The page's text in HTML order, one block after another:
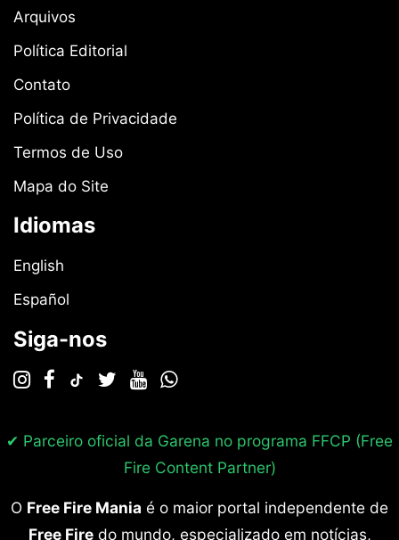
Arquivos
Política Editorial
Contato
Política de Privacidade
Termos de Uso
Mapa do Site
Idiomas
English
Español
Siga-nos
✔ Parceiro oficial da Garena no programa FFCP (Free
Fire Content Partner)
O Free Fire Mania é o maior portal independente de
Free Firedo mundo, especializado em notícias,